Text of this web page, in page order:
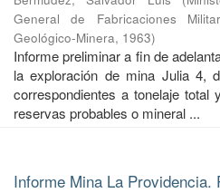
General de Fabricaciones
Geológico-Minera, 1963)
Informe preliminar a fin de
la exploración de mina Julia 4,
correspondientes a tonelaje
reservas probables o mineral ...
Informe Mina La Providencia.